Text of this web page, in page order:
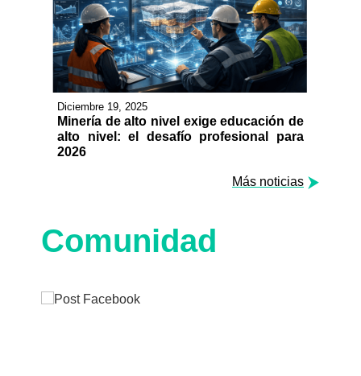
Diciembre 19, 2025
Minería de alto nivel exige educación de
alto nivel: el desafío profesional para
2026
Más noticias
Comunidad